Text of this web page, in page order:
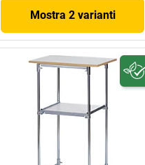
Mostra 2 varianti